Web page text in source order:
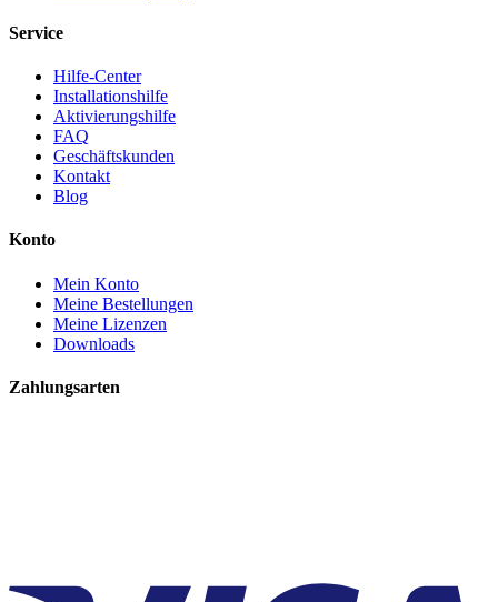
Service
Hilfe-Center
Installationshilfe
Aktivierungshilfe
FAQ
Geschäftskunden
Kontakt
Blog
Konto
Mein Konto
Meine Bestellungen
Meine Lizenzen
Downloads
Zahlungsarten